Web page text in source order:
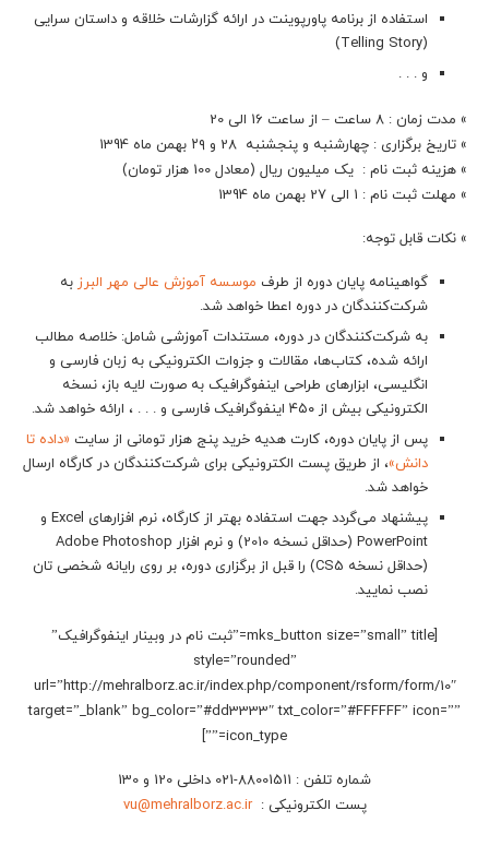
استفاده از برنامه پاورپوینت در ارائه گزارشات خلاقه و داستان سرایی
(Telling Story)
و . . .
» مدت زمان : 8 ساعت – از ساعت 16 الی 20
» تاریخ برگزاری : چهارشنبه و پنجشنبه 28 و ۲۹ بهمن ماه 1394
» هزینه ثبت نام : یک میلیون ریال (معادل 100 هزار تومان)
» مهلت ثبت نام : 1 الی 27 بهمن ماه 1394
» نکات قابل توجه:
گواهینامه‌ پایان دوره از طرف موسسه آموزش عالی مهر البرز به
شرکت‌کنندگان در دوره اعطا خواهد شد.
به شرکت‌کنندگان در دوره، مستندات آموزشی شامل: خلاصه مطالب
ارائه شده، کتاب‌ها، مقالات و جزوات الکترونیکی به زبان فارسی و
انگلیسی، ابزارهای طراحی اینفوگرافیک به صورت لایه باز، نسخه
الکترونیکی بیش از ۴۵۰ اینفوگرافیک فارسی و . . . ، ارائه خواهد شد.
پس از پایان دوره، کارت هدیه خرید پنج هزار تومانی از سایت «داده تا
دانش»، از طریق پست الکترونیکی برای شرکت‌کنندگان در کارگاه ارسال
خواهد شد.
پیشنهاد می‌گردد جهت استفاده بهتر از کارگاه، نرم افزارهای Excel و
PowerPoint (حداقل نسخه 2010) و نرم افزار Adobe Photoshop
(حداقل نسخه CS5) را قبل از برگزاری دوره، بر روی رایانه شخصی تان
نصب نمایید.
[mks_button size=”small” title=”ثبت نام در وبینار اینفوگرافیک”
style=”rounded”
url=”http://mehralborz.ac.ir/index.php/component/rsform/form/10″
target=”_blank” bg_color=”#dd3333″ txt_color=”#FFFFFF” icon=””
icon_type=””]
شماره تلفن : 88001511-021 داخلی 120 و 130
پست الکترونیکی :vu@mehralborz.ac.ir